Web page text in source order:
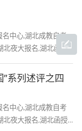
中心,湖北成教自考
北夜大报名,湖北函授
系列述评之四
中心,湖北成教自考
北夜大报名,湖北函授